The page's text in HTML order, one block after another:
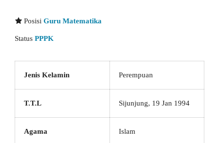
Posisi Guru Matematika
Status PPPK
Jenis Kelamin Perempuan
T.T.L Sijunjung, 19 Jan 1994
Agama Islam